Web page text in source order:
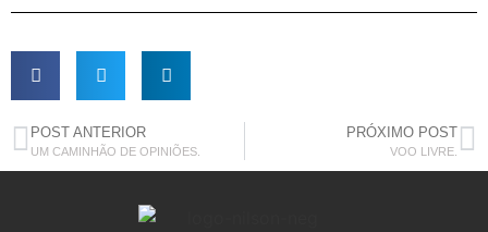
POST ANTERIOR
UM CAMINHÃO DE OPINIÕES.
PRÓXIMO POST
VOO LIVRE.